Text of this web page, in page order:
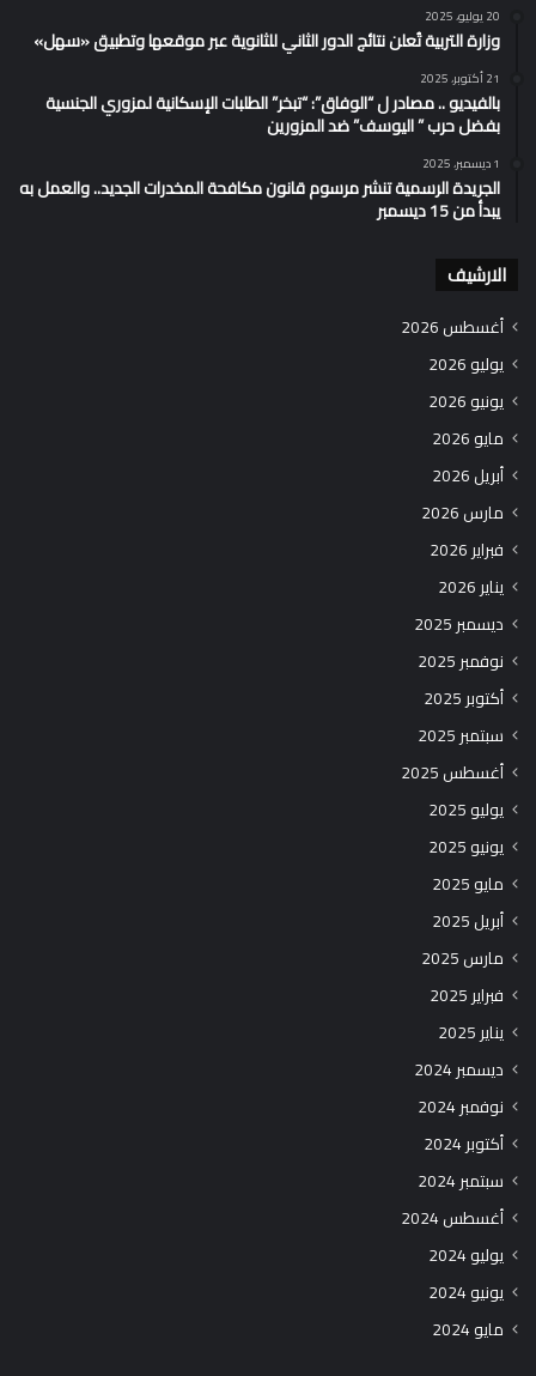
20 يوليو، 2025
وزارة التربية تُعلن نتائج الدور الثاني للثانوية عبر موقعها وتطبيق «سهل»
21 أكتوبر، 2025
بالفيديو .. مصادر ل “الوفاق”: “تبخر” الطلبات الإسكانية لمزوري الجنسية
بفضل حرب ” اليوسف” ضد المزورين
1 ديسمبر، 2025
الجريدة الرسمية تنشر مرسوم قانون مكافحة المخدرات الجديد.. والعمل به
يبدأ من 15 ديسمبر
الارشيف
أغسطس 2026
يوليو 2026
يونيو 2026
مايو 2026
أبريل 2026
مارس 2026
فبراير 2026
يناير 2026
ديسمبر 2025
نوفمبر 2025
أكتوبر 2025
سبتمبر 2025
أغسطس 2025
يوليو 2025
يونيو 2025
مايو 2025
أبريل 2025
مارس 2025
فبراير 2025
يناير 2025
ديسمبر 2024
نوفمبر 2024
أكتوبر 2024
سبتمبر 2024
أغسطس 2024
يوليو 2024
يونيو 2024
مايو 2024